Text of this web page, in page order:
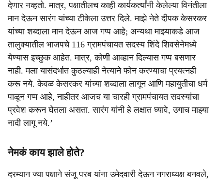
देणार नव्हतो. मात्र, पक्षातीलच काही कार्यकर्त्यांनी केलेल्या विनंतीला
मान देऊन सारंग यांच्या टीकेला उत्तर दिले. माझे नेते दीपक केसरकर
यांच्या शब्दाला मान देऊन आज गप्प आहे; अन्यथा माझ्याकडे आज
तालुक्यातील भाजपचे 116 ग्रामपंचायत सदस्य शिंदे शिवसेनेमध्ये
येण्यास इच्छुक आहेत. मात्र, कोणी आव्हान दिल्यास गप्प बसणार
नाही. मला यासंदर्भात कुठल्याही नेत्याने फोन करण्याचा प्रयत्नही
करू नये. केवळ केसरकर यांच्या शब्दाला लागून आणि महायुतीचा धर्म
पाळून गप्प आहे, नाहीतर आजच या चारही ग्रामपंचायत सदस्यांचा
प्रवेश करून घेतला असता. सारंग यांनी हे लक्षात घ्यावे, उगाच माझ्या
नादी लागू नये.’
नेमकं काय झाले होते?
दरम्यान ज्या पक्षाने संजू परब यांना उमेदवारी देऊन नगराध्यक्ष बनवले,